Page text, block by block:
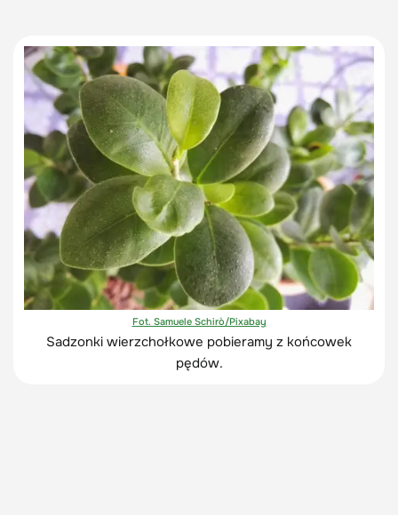
Fot. Samuele Schirò/Pixabay
Sadzonki wierzchołkowe pobieramy z końcowek
pędów.